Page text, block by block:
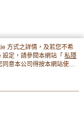
購物袋)
方式之詳情，及若您不希
定，請參閱本網站「 私隱
意本公司得按本網站使用